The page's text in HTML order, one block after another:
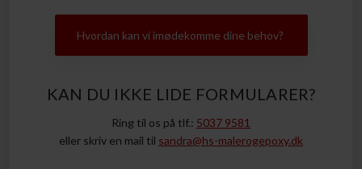
​KAN DU IKKE LIDE FORMULARER?
Ring til os på tlf.: 5037 9581
​eller skriv en mail til sandra@hs-malerogepoxy.dk